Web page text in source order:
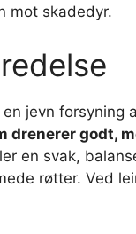
mot skadedyr.
jevn
drenerer godt,
en svak,
røtter. Ved